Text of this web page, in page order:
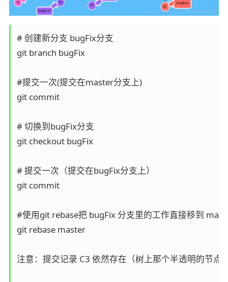
# 创建新分支 bugFix分支
git branch bugFix
#提交一次(提交在master分支上)
git commit
# 切换到bugFix分支
git checkout bugFix
# 提交一次（提交在bugFix分支上）
git commit
#使用git rebase把 bugFix 分支里的工作直接移到
git rebase master
注意：提交记录 C3 依然存在（树上那个半透明的节